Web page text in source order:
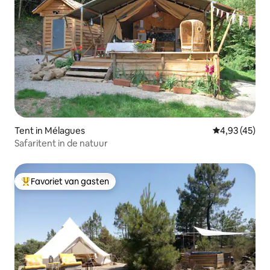
Tent in Mélagues Gemiddelde
4,93 (45)
Safaritent in de natuur
Topfavoriet van gasten
Favoriet van gasten